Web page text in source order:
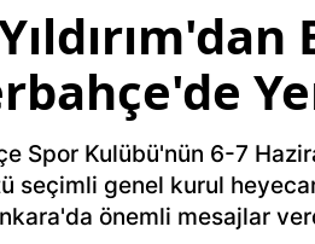
Spor Kulübü'nün 6-7
seçimli genel kurul
önemli mesajlar